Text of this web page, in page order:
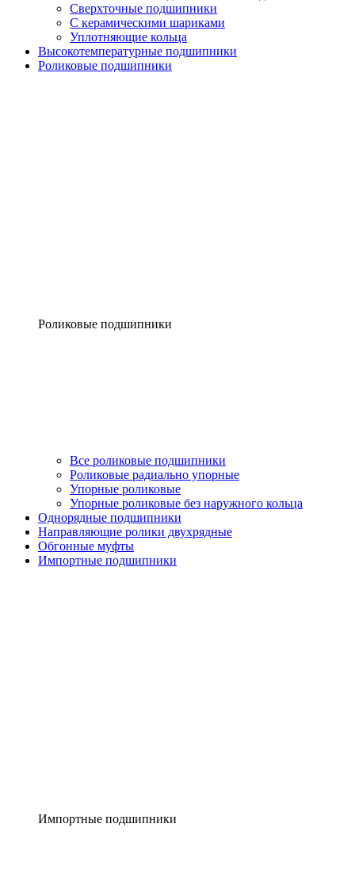
Сверхточные подшипники
С керамическими шариками
Уплотняющие кольца
Высокотемпературные подшипники
Роликовые подшипники
Роликовые подшипники
Все роликовые подшипники
Роликовые радиально упорные
Упорные роликовые
Упорные роликовые без наружного кольца
Однорядные подшипники
Направляющие ролики двухрядные
Обгонные муфты
Импортные подшипники
Импортные подшипники